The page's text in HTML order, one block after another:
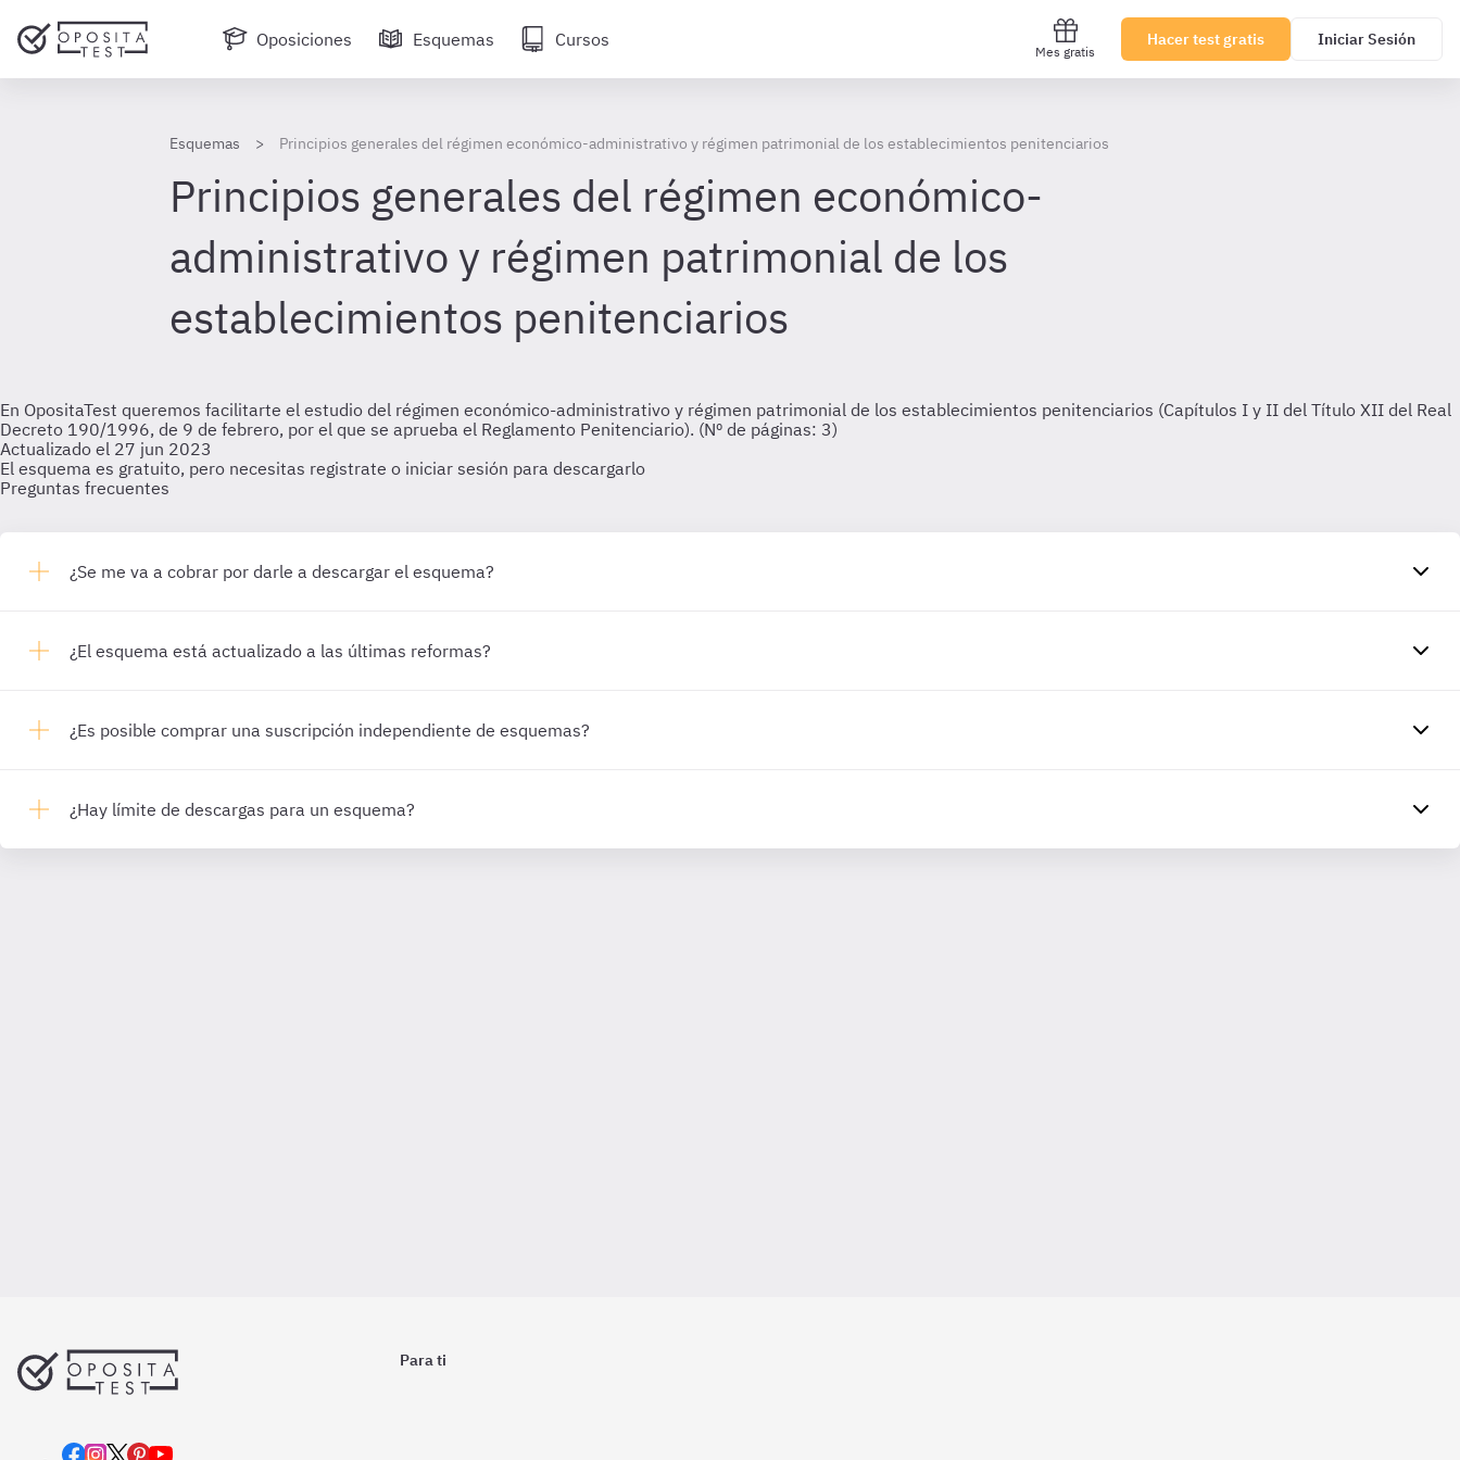
Oposiciones Esquemas Cursos
Mes gratis
Hacer test gratis Iniciar Sesión
Esquemas Principios generales del régimen económico-administrativo y régimen patrimonial de los establecimientos penitenciarios
Principios generales del régimen económico-
administrativo y régimen patrimonial de los
establecimientos penitenciarios
En OpositaTest queremos facilitarte el estudio del régimen económico-administrativo y régimen patrimonial de los establecimientos penitenciarios (Capítulos I y II del Título XII del Real
Decreto 190/1996, de 9 de febrero, por el que se aprueba el Reglamento Penitenciario). (Nº de páginas: 3)
Actualizado el 27 jun 2023
El esquema es gratuito, pero necesitas registrate o iniciar sesión para descargarlo
Preguntas frecuentes
¿Se me va a cobrar por darle a descargar el esquema?
¿El esquema está actualizado a las últimas reformas?
¿Es posible comprar una suscripción independiente de esquemas?
¿Hay límite de descargas para un esquema?
Para ti